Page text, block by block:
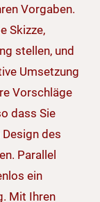
Vorgaben.
Skizze,
stellen, und
Umsetzung
Vorschläge
dass Sie
des
Parallel
ein
Mit Ihren